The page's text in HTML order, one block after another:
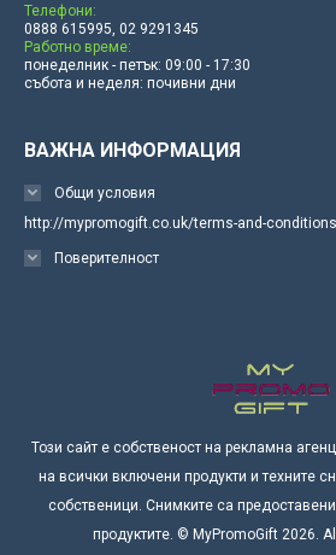
Телефони:
0888 615995, 02 9291345
Работно време:
понеделник - петък: 09:00 - 17:30
събота и неделя: почивни дни
ВАЖНА ИНФОРМАЦИЯ
Общи условия
http://mypromogift.co.uk/terms-and-
Поверителност
Този сайт е собственост на рекламна
на всички включени продукти и техните
собственици. Снимките са
продуктите. © MyPromoGift 2026.